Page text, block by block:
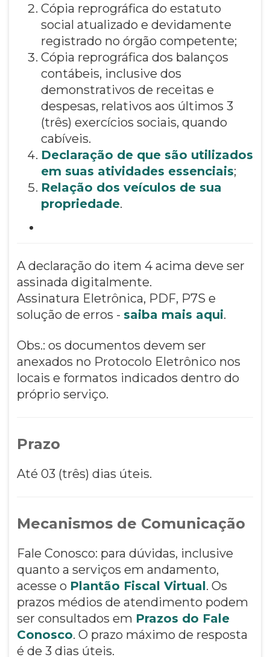
Cópia reprográfica do estatuto
social atualizado e devidamente
registrado no órgão competente;
Cópia reprográfica dos balanços
contábeis, inclusive dos
demonstrativos de receitas e
despesas, relativos aos últimos 3
(três) exercícios sociais, quando
cabíveis.
Declaração de que são utilizados
em suas atividades essenciais;
Relação dos veículos de sua
propriedade.
A declaração do item 4 acima deve ser
assinada digitalmente.
Assinatura Eletrônica, PDF, P7S e
solução de erros - saiba mais aqui.
Obs.: os documentos devem ser
anexados no Protocolo Eletrônico nos
locais e formatos indicados dentro do
próprio serviço.
Prazo
Até 03 (três) dias úteis.
Mecanismos de Comunicação
Fale Conosco: para dúvidas, inclusive
quanto a serviços em andamento,
acesse o Plantão Fiscal Virtual. Os
prazos médios de atendimento podem
ser consultados em Prazos do Fale
Conosco. O prazo máximo de resposta
é de 3 dias úteis.